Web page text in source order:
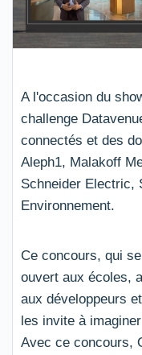
A l'occasion du
challenge
connectés et des
Aleph1, Malakoff
Schneider Electric,
Environnement.
Ce concours, qui
ouvert aux écoles,
aux développeurs
les invite à
Avec ce concours,